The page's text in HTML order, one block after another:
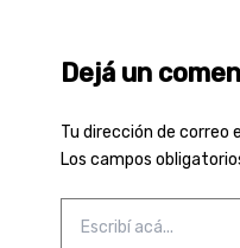
Dejá un
Tu dirección de correo
Los campos
acá...